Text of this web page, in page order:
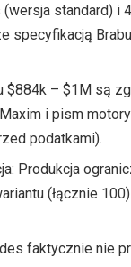
standard) i
specyfikacją
$884k – $1M są
i pism
podatkami).
Produkcja
(łącznie
faktycznie nie